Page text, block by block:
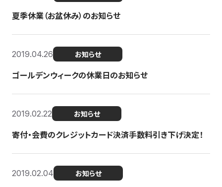
夏季休業（お盆休み）のお知らせ
2019.04.26 お知らせ
ゴールデンウィークの休業日のお知らせ
2019.02.22 お知らせ
寄付・会費のクレジットカード決済手数料引き下げ決定！
2019.02.04 お知らせ